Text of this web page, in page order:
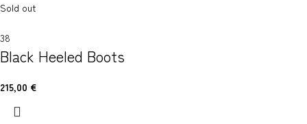
Sold out
38
Black Heeled Boots
215,00 €